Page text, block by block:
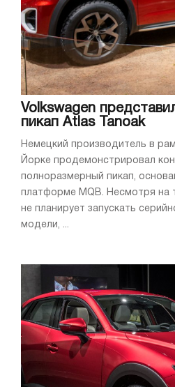
Volkswagen
пикап Atlas Tanoak
Немецкий производитель в
Йорке продемонстрировал
полноразмерный пикап,
платформе MQB. Несмотря на
не планирует запускать
модели, ...